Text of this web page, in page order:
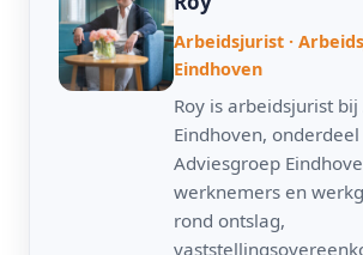
Arbeidsjurist ·
Eindhoven
Roy is arbeidsjurist
Eindhoven,
Adviesgroep
werknemers en
rond ontslag,